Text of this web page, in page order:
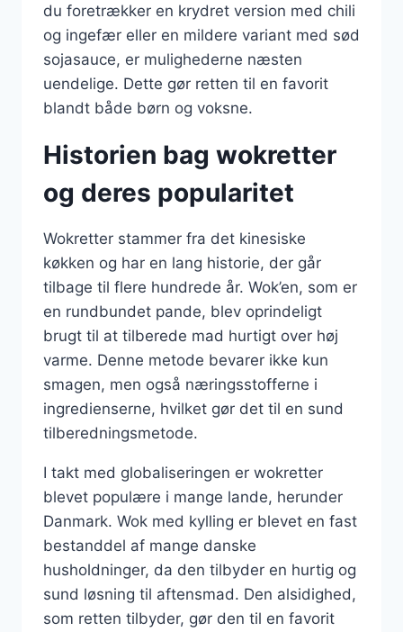
du foretrækker en krydret version med chili
og ingefær eller en mildere variant med sød
sojasauce, er mulighederne næsten
uendelige. Dette gør retten til en favorit
blandt både børn og voksne.
Historien bag wokretter
og deres popularitet
Wokretter stammer fra det kinesiske
køkken og har en lang historie, der går
tilbage til flere hundrede år. Wok’en, som er
en rundbundet pande, blev oprindeligt
brugt til at tilberede mad hurtigt over høj
varme. Denne metode bevarer ikke kun
smagen, men også næringsstofferne i
ingredienserne, hvilket gør det til en sund
tilberedningsmetode.
I takt med globaliseringen er wokretter
blevet populære i mange lande, herunder
Danmark. Wok med kylling er blevet en fast
bestanddel af mange danske
husholdninger, da den tilbyder en hurtig og
sund løsning til aftensmad. Den alsidighed,
som retten tilbyder, gør den til en favorit